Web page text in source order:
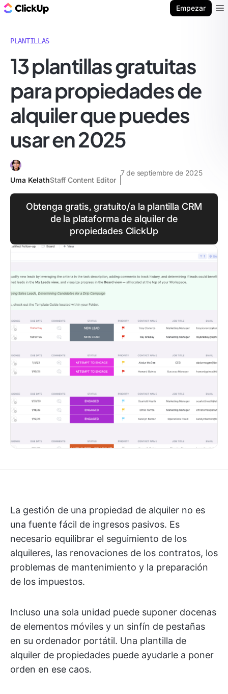
Empezar
PLANTILLAS
13 plantillas gratuitas
para propiedades de
alquiler que puedes
usar en 2025
Uma KelathStaff Content Editor
7 de septiembre de 2025
Obtenga gratis, gratuito/a la plantilla CRM
de la plataforma de alquiler de
propiedades ClickUp
La gestión de una propiedad de alquiler no es
una fuente fácil de ingresos pasivos. Es
necesario equilibrar el seguimiento de los
alquileres, las renovaciones de los contratos, los
problemas de mantenimiento y la preparación
de los impuestos.
Incluso una sola unidad puede suponer docenas
de elementos móviles y un sinfín de pestañas
en su ordenador portátil. Una plantilla de
alquiler de propiedades puede ayudarle a poner
orden en ese caos.